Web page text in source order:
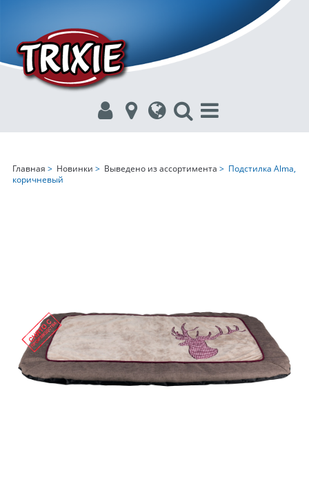
Главная > Новинки > Выведено из ассортимента > Подстилка Alma,
коричневый